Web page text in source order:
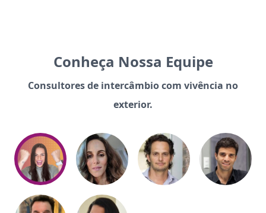
Conheça Nossa Equipe
Consultores de intercâmbio com vivência no
exterior.